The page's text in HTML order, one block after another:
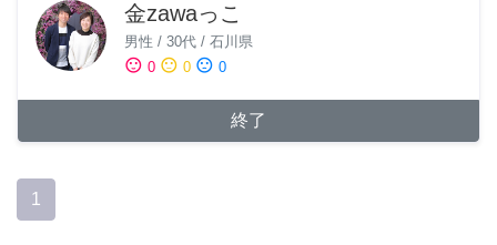
金zawaっこ
男性 / 30代 / 石川県
sentiment_satisfied 0 sentiment_neutral 0 sentiment_dissatisfied 0
終了
1